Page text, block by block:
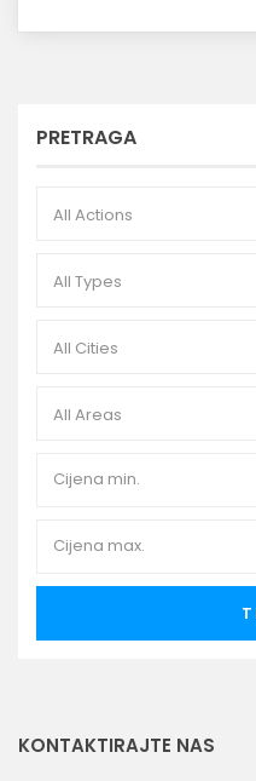
PRETRAGA
All Actions
All Types
All Cities
All Areas
KONTAKTIRAJTE NAS